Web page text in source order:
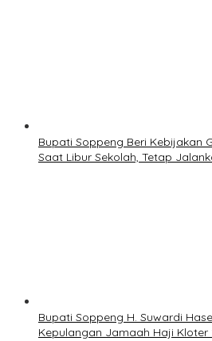
Bupati Soppeng Beri Kebijakan
Saat Libur Sekolah, Tetap
Bupati Soppeng H. Suwardi
Kepulangan Jamaah Haji Kloter